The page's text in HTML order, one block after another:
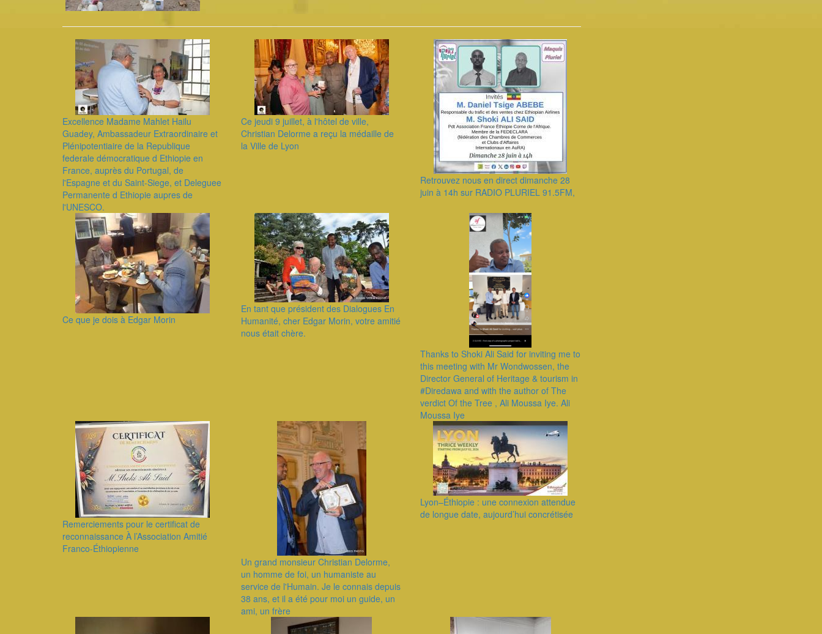
Excellence Madame Mahlet Hailu
Guadey, Ambassadeur Extraordinaire et
Plénipotentiaire de la Republique
federale démocratique d Ethiopie en
France, auprès du Portugal, de
l'Espagne et du Saint-Siege, et Deleguee
Permanente d Ethiopie aupres de
l'UNESCO.
Ce jeudi 9 juillet, à l'hôtel de ville,
Christian Delorme a reçu la médaille de
la Ville de Lyon
Retrouvez nous en direct dimanche 28
juin à 14h sur RADIO PLURIEL 91.5FM,
Ce que je dois à Edgar Morin
En tant que président des Dialogues En
Humanité, cher Edgar Morin, votre amitié
nous était chère.
Thanks to Shoki Ali Said for inviting me to
this meeting with Mr Wondwossen, the
Director General of Heritage & tourism in
#Diredawa and with the author of The
verdict Of the Tree , Ali Moussa Iye. Ali
Moussa Iye
Remerciements pour le certificat de
reconnaissance À l’Association Amitié
Franco-Éthiopienne
Un grand monsieur Christian Delorme,
un homme de foi, un humaniste au
service de l'Humain. Je le connais depuis
38 ans, et il a été pour moi un guide, un
ami, un frère
Lyon–Éthiopie : une connexion attendue
de longue date, aujourd’hui concrétisée